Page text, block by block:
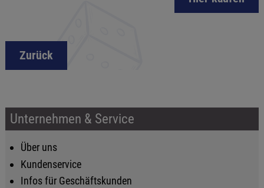
Zurück
Unternehmen & Service
Über uns
Kundenservice
Infos für Geschäftskunden